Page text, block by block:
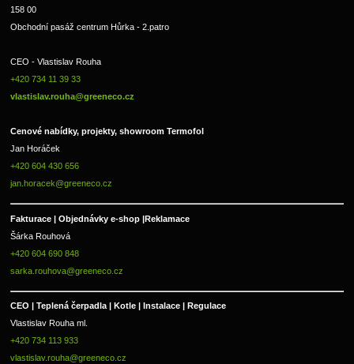
158 00
Obchodní pasáž centrum Hůrka - 2.patro
CEO - Vlastislav Rouha
+420 734 11 39 33
vlastislav.rouha@greeneco.cz
Cenové nabídky, projekty, showroom Termofol
Jan Horáček
+420 604 430 656
jan.horacek@greeneco.cz
Fakturace | Objednávky e-shop |Reklamace
Šárka Rouhová
+420 604 690 848
sarka.rouhova@greeneco.cz
CEO | Teplená čerpadla | Kotle | Instalace | Regulace
Vlastislav Rouha ml.
+420 734 113 933
vlastislav.rouha@greeneco.cz